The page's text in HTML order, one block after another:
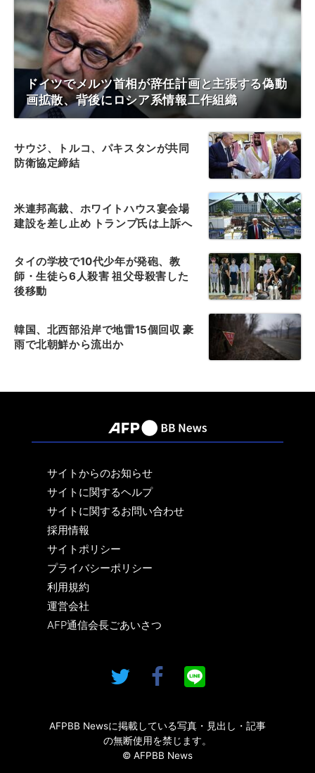
ドイツでメルツ首相が辞任計画と主張する偽動
画拡散、背後にロシア系情報工作組織
サウジ、トルコ、パキスタンが共同
防衛協定締結
米連邦高裁、ホワイトハウス宴会場
建設を差し止め トランプ氏は上訴へ
タイの学校で10代少年が発砲、教
師・生徒ら6人殺害 祖父母殺害した
後移動
韓国、北西部沿岸で地雷15個回収 豪
雨で北朝鮮から流出か
サイトからのお知らせ
サイトに関するヘルプ
サイトに関するお問い合わせ
採用情報
サイトポリシー
プライバシーポリシー
利用規約
運営会社
AFP通信会長ごあいさつ
AFPBB Newsに掲載している写真・見出し・記事
の無断使用を禁じます。
© AFPBB News